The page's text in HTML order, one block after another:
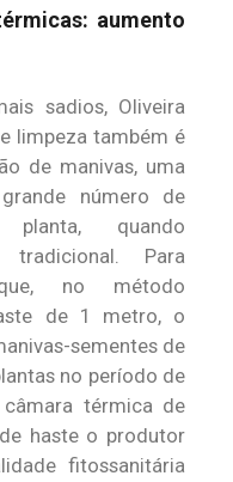
aumento
sadios, Oliveira
limpeza também é
de manivas, uma
número de
planta, quando
Para
no método
de 1 metro, o
sementes de
no período de
térmica de
haste o produtor
fitossanitária